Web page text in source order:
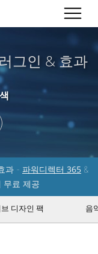
그인 & 효과
과 - 파워디렉터 365 &
무료 제공
디자인 팩 음